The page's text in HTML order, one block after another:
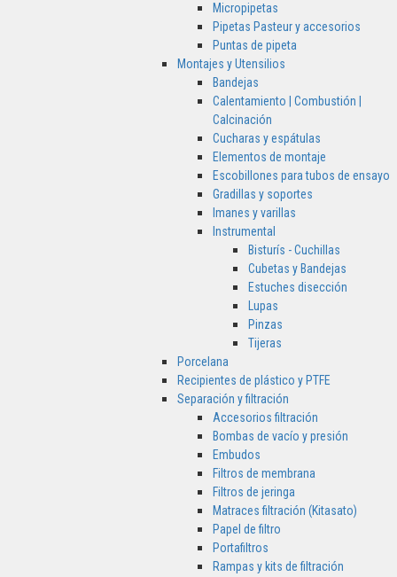
Micropipetas
Pipetas Pasteur y accesorios
Puntas de pipeta
Montajes y Utensilios
Bandejas
Calentamiento | Combustión |
Calcinación
Cucharas y espátulas
Elementos de montaje
Escobillones para tubos de ensayo
Gradillas y soportes
Imanes y varillas
Instrumental
Bisturís - Cuchillas
Cubetas y Bandejas
Estuches disección
Lupas
Pinzas
Tijeras
Porcelana
Recipientes de plástico y PTFE
Separación y filtración
Accesorios filtración
Bombas de vacío y presión
Embudos
Filtros de membrana
Filtros de jeringa
Matraces filtración (Kitasato)
Papel de filtro
Portafiltros
Rampas y kits de filtración